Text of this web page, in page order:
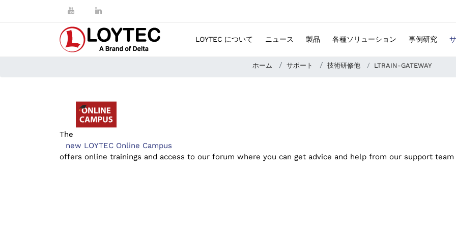
LOYTEC について ニュース 製品 各種ソリューション 事例研究
ホーム サポート 技術研修他 LTRAIN-GATEWAY
The
new LOYTEC Online Campus
offers online trainings and access to our forum where you can get advice and help from our support